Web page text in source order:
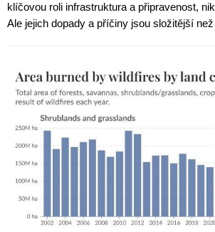
klíčovou roli infrastruktura a připravenost,
Ale jejich dopady a příčiny jsou složitější